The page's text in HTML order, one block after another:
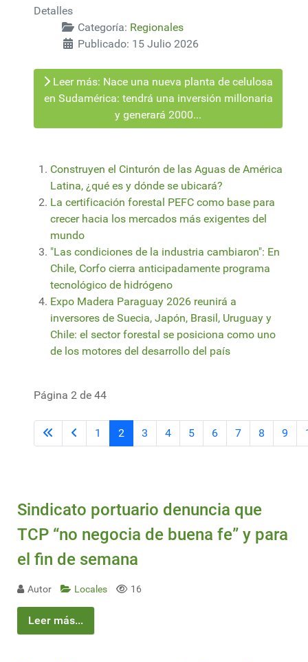
Detalles
Categoría: Regionales
Publicado: 15 Julio 2026
Leer más: Nace una nueva planta de celulosa
en Sudamérica: tendrá una inversión millonaria
y generará 2000...
Construyen el Cinturón de las Aguas de América
Latina, ¿qué es y dónde se ubicará?
La certificación forestal PEFC como base para
crecer hacia los mercados más exigentes del
mundo
"Las condiciones de la industria cambiaron": En
Chile, Corfo cierra anticipadamente programa
tecnológico de hidrógeno
Expo Madera Paraguay 2026 reunirá a
inversores de Suecia, Japón, Brasil, Uruguay y
Chile: el sector forestal se posiciona como uno
de los motores del desarrollo del país
Página 2 de 44
1 2 3 4 5 6 7 8 9
Sindicato portuario denuncia que
TCP “no negocia de buena fe” y para
el fin de semana
Autor Locales 16
Leer más...